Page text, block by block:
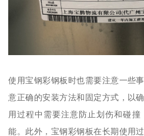
使用宝钢彩钢板时也需要注意一些
意正确的安装方法和固定方式，以
用过程中需要注意防止划伤和碰
能。此外，宝钢彩钢板在长期使用